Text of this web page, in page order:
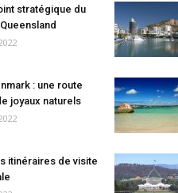
stratégique du
: une route
joyaux naturels
itinéraires de visite